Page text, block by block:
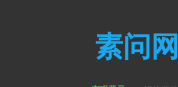
素问网